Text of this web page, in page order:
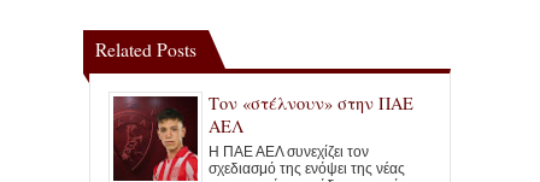
Related Posts
Τον «στέλνουν» στην ΠΑΕ
ΑΕΛ
Η ΠΑΕ ΑΕΛ συνεχίζει τον
σχεδιασμό της ενόψει της νέας